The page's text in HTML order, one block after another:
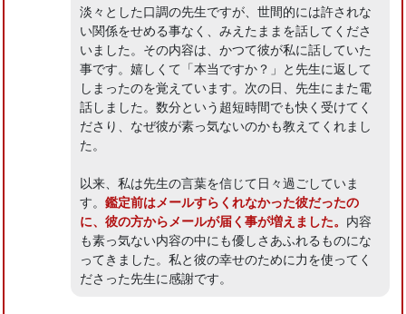
淡々とした口調の先生ですが、世間的には許されな
い関係をせめる事なく、みえたままを話してくださ
いました。その内容は、かつて彼が私に話していた
事です。嬉しくて「本当ですか？」と先生に返して
しまったのを覚えています。次の日、先生にまた電
話しました。数分という超短時間でも快く受けてく
ださり、なぜ彼が素っ気ないのかも教えてくれまし
た。
以来、私は先生の言葉を信じて日々過ごしていま
す。鑑定前はメールすらくれなかった彼だったの
に、彼の方からメールが届く事が増えました。 内容
も素っ気ない内容の中にも優しさあふれるものにな
ってきました。私と彼の幸せのために力を使ってく
ださった先生に感謝です。